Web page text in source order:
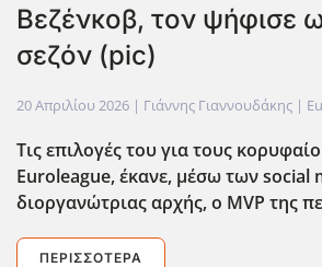
Βεζένκοβ, τον ψήφισε
σεζόν (pic)
20 Απριλίου 2026 | Γιάννης Γιαννουδάκης |
Τις επιλογές του για τους
Euroleague, έκανε, μέσω των social
διοργανώτριας αρχής, ο MVP της
ΠΕΡΙΣΣΌΤΕΡΑ